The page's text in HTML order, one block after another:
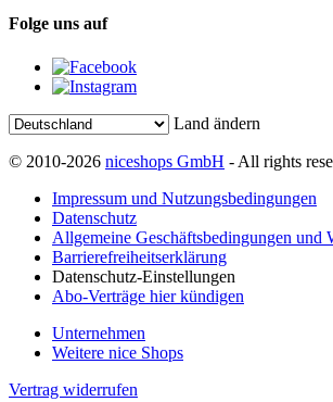
Folge uns auf
Land ändern
© 2010-2026 niceshops GmbH - All rights
Impressum und Nutzungsbedingungen
Datenschutz
Allgemeine Geschäftsbedingungen und
Barrierefreiheitserklärung
Datenschutz-Einstellungen
Abo-Verträge hier kündigen
Unternehmen
Weitere nice Shops
Vertrag widerrufen